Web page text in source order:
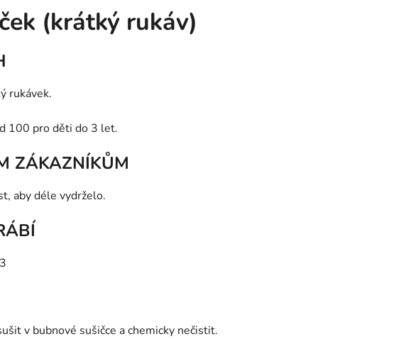
(krátký rukáv)
rukávek.
100 pro děti do 3 let.
ZÁKAZNÍKŮM
aby déle vydrželo.
v bubnové sušičce a chemicky nečistit.